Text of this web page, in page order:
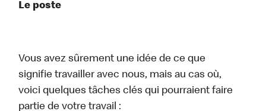
Le poste
Vous avez sûrement une idée de ce que
signifie travailler avec nous, mais au cas où,
voici quelques tâches clés qui pourraient faire
partie de votre travail :